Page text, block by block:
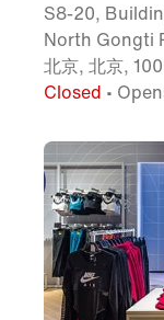
S8-20,
North Gongti
北京, 北京,
Closed •